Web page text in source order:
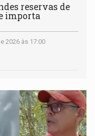
reservas de
importa
2026 às 17:00